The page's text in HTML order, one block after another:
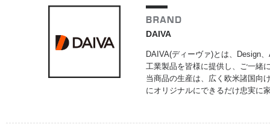
DAIVA
DAIVA(ディーヴァ)とは、Design
工業製品を皆様に提供し、ご一緒
当商品の生産は、広く欧米諸国向
にオリジナルにできるだけ忠実に